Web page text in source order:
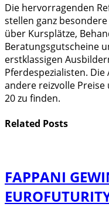
Die hervorragenden
stellen ganz
über Kursplätze,
Beratungsgutscheine
erstklassigen
Pferdespezialisten.
andere reizvolle Preise
20 zu finden.
Related Posts
FAPPANI